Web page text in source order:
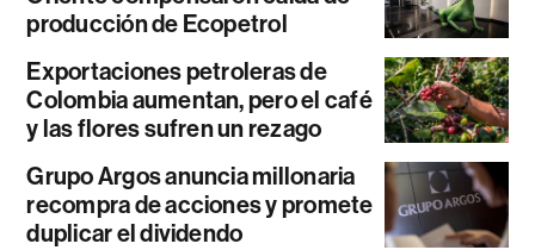
producción de Ecopetrol
Exportaciones petroleras de
Colombia aumentan, pero el café
y las flores sufren un rezago
Grupo Argos anuncia millonaria
recompra de acciones y promete
duplicar el dividendo